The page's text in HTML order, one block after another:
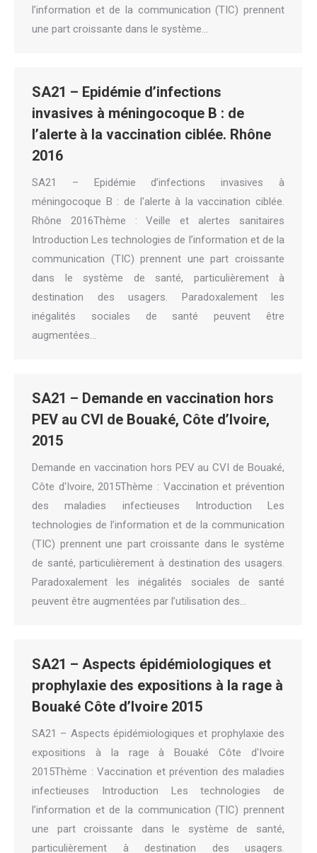
l’information et de la communication (TIC) prennent
une part croissante dans le système…
SA21 – Epidémie d’infections
invasives à méningocoque B : de
l’alerte à la vaccination ciblée. Rhône
2016
SA21 – Epidémie d’infections invasives à
méningocoque B : de l'alerte à la vaccination ciblée.
Rhône 2016Thème : Veille et alertes sanitaires
Introduction Les technologies de l’information et de la
communication (TIC) prennent une part croissante
dans le système de santé, particulièrement à
destination des usagers. Paradoxalement les
inégalités sociales de santé peuvent être
augmentées…
SA21 – Demande en vaccination hors
PEV au CVI de Bouaké, Côte d’Ivoire,
2015
Demande en vaccination hors PEV au CVI de Bouaké,
Côte d'Ivoire, 2015Thème : Vaccination et prévention
des maladies infectieuses Introduction Les
technologies de l’information et de la communication
(TIC) prennent une part croissante dans le système
de santé, particulièrement à destination des usagers.
Paradoxalement les inégalités sociales de santé
peuvent être augmentées par l’utilisation des…
SA21 – Aspects épidémiologiques et
prophylaxie des expositions à la rage à
Bouaké Côte d’Ivoire 2015
SA21 – Aspects épidémiologiques et prophylaxie des
expositions à la rage à Bouaké Côte d'Ivoire
2015Thème : Vaccination et prévention des maladies
infectieuses Introduction Les technologies de
l’information et de la communication (TIC) prennent
une part croissante dans le système de santé,
particulièrement à destination des usagers.